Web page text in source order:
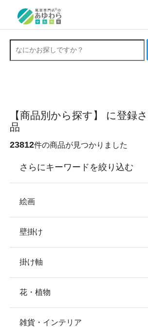
【商品別から探す】 に登録
品
23812件の商品が見つかりました
さらにキーワードを絞り込む
絵画
壁掛け
掛け軸
花・植物
雑貨・インテリア